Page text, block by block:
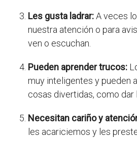
Les gusta ladrar:A veces
nuestra atención o para
ven o escuchan.
Pueden aprender trucos:
muy inteligentes y pueden
cosas divertidas, como dar
Necesitan cariño y
les acariciemos y les